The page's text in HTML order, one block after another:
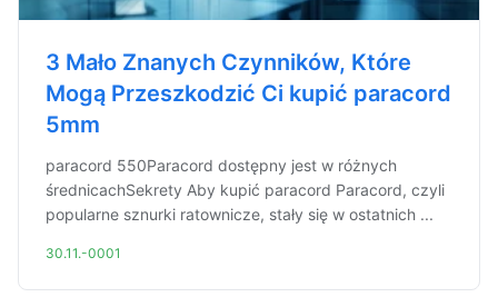
3 Mało Znanych Czynników, Które
Mogą Przeszkodzić Ci kupić paracord
5mm
paracord 550Paracord dostępny jest w różnych
średnicachSekrety Aby kupić paracord Paracord, czyli
popularne sznurki ratownicze, stały się w ostatnich ...
30.11.-0001